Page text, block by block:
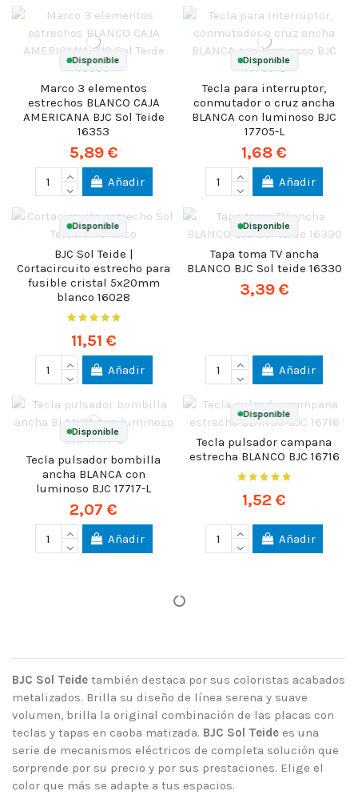
Disponible
Marco 3 elementos
estrechos BLANCO CAJA
AMERICANA BJC Sol Teide
16353
5,89 €
Añadir
Disponible
Tecla para interruptor,
conmutador o cruz ancha
BLANCA con luminoso BJC
17705-L
1,68 €
Añadir
Disponible
BJC Sol Teide |
Cortacircuito estrecho para
fusible cristal 5x20mm
blanco 16028
11,51 €
Añadir
Disponible
Tapa toma TV ancha
BLANCO BJC Sol teide 16330
3,39 €
Añadir
Disponible
Tecla pulsador bombilla
ancha BLANCA con
luminoso BJC 17717-L
2,07 €
Añadir
Disponible
Tecla pulsador campana
estrecha BLANCO BJC 16716
1,52 €
Añadir
BJC Sol Teide también destaca por sus coloristas acabados
metalizados. Brilla su diseño de línea serena y suave
volumen, brilla la original combinación de las placas con
teclas y tapas en caoba matizada. BJC Sol Teide es una
serie de mecanismos eléctricos de completa solución que
sorprende por su precio y por sus prestaciones. Elige el
color que más se adapte a tus espacios.